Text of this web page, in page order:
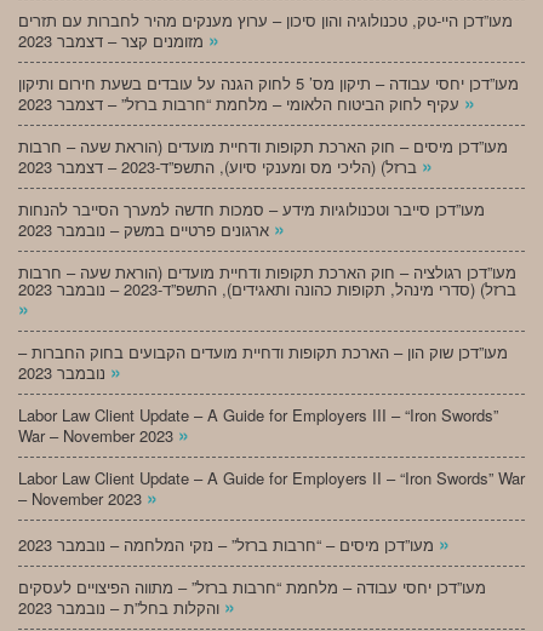
מעו”דכן היי-טק, טכנולוגיה והון סיכון – ערוץ מענקים מהיר לחברות עם תזרים
»
מעו”דכן יחסי עבודה – תיקון מס’ 5 לחוק הגנה על עובדים בשעת חירום ותיקון
»
מעו”דכן מיסים – חוק הארכת תקופות ודחיית מועדים (הוראת שעה – חרבות
»
מעו”דכן סייבר וטכנולוגיות מידע – סמכות חדשה למערך הסייבר להנחות
»
מעו”דכן רגולציה – חוק הארכת תקופות ודחיית מועדים (הוראת שעה – חרבות
ברזל) (סדרי מינהל, תקופות כהונה ותאגידים), התשפ”ד-2023 – נובמבר 2023
»
מעו”דכן שוק הון – הארכת תקופות ודחיית מועדים הקבועים בחוק החברות –
»
Labor Law Client Update – A Guide for Employers III – “Iron Swords”
War – November 2023 »
Labor Law Client Update – A Guide for Employers II – “Iron Swords” War
– November 2023 »
»
מעו”דכן יחסי עבודה – מלחמת “חרבות ברזל” – מתווה הפיצויים לעסקים
»